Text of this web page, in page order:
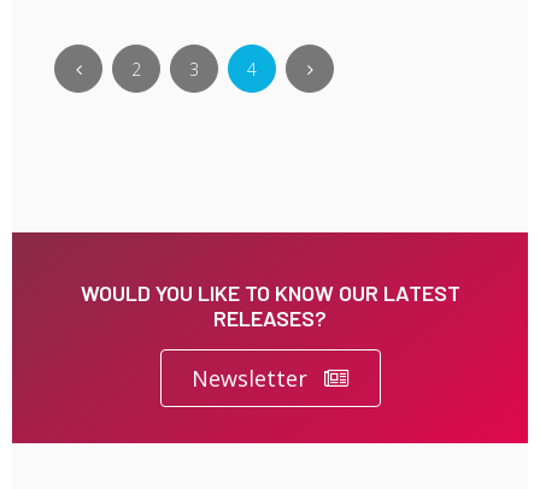
2 3 4
WOULD YOU LIKE TO KNOW OUR LATEST
RELEASES?
Newsletter